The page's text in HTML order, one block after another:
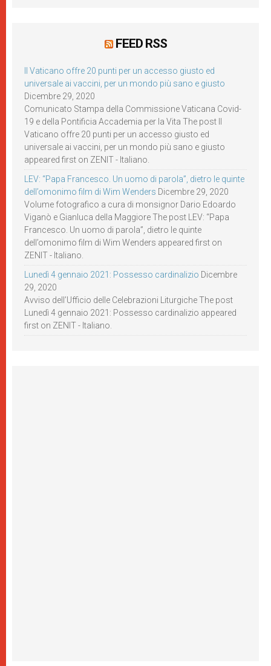
FEED RSS
Il Vaticano offre 20 punti per un accesso giusto ed
universale ai vaccini, per un mondo più sano e giusto
Dicembre 29, 2020
Comunicato Stampa della Commissione Vaticana Covid-
19 e della Pontificia Accademia per la Vita The post Il
Vaticano offre 20 punti per un accesso giusto ed
universale ai vaccini, per un mondo più sano e giusto
appeared first on ZENIT - Italiano.
LEV: “Papa Francesco. Un uomo di parola”, dietro le quinte
dell’omonimo film di Wim Wenders Dicembre 29, 2020
Volume fotografico a cura di monsignor Dario Edoardo
Viganò e Gianluca della Maggiore The post LEV: “Papa
Francesco. Un uomo di parola”, dietro le quinte
dell’omonimo film di Wim Wenders appeared first on
ZENIT - Italiano.
Lunedì 4 gennaio 2021: Possesso cardinalizio Dicembre
29, 2020
Avviso dell’Ufficio delle Celebrazioni Liturgiche The post
Lunedì 4 gennaio 2021: Possesso cardinalizio appeared
first on ZENIT - Italiano.